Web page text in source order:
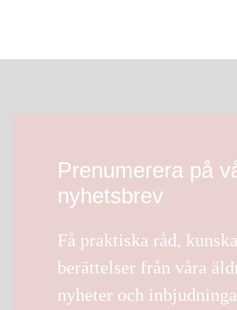
Prenumerera på
nyhetsbrev
Få praktiska råd,
berättelser från våra
nyheter och